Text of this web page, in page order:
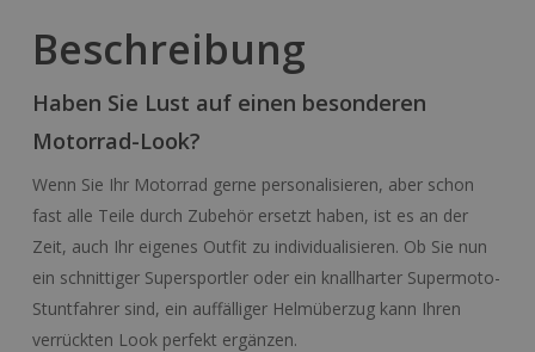
Beschreibung
Haben Sie Lust auf einen besonderen
Motorrad-Look?
Wenn Sie Ihr Motorrad gerne personalisieren, aber schon
fast alle Teile durch Zubehör ersetzt haben, ist es an der
Zeit, auch Ihr eigenes Outfit zu individualisieren. Ob Sie nun
ein schnittiger Supersportler oder ein knallharter Supermoto-
Stuntfahrer sind, ein auffälliger Helmüberzug kann Ihren
verrückten Look perfekt ergänzen.